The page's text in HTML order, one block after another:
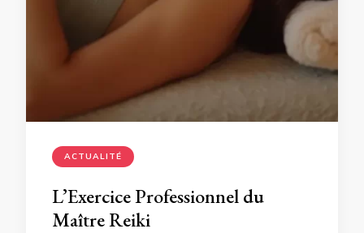
ACTUALITÉ
L’Exercice Professionnel du
Maître Reiki